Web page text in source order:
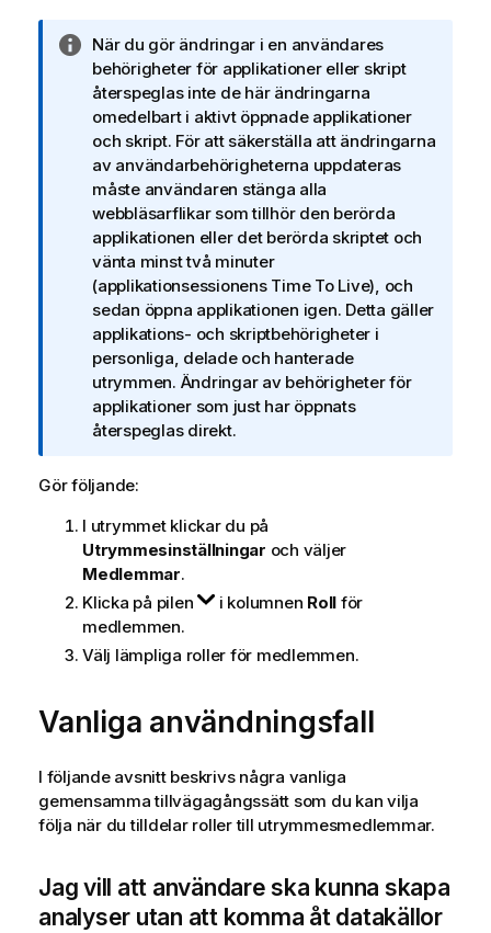
A
n
t
e
c
k
n
i
n
g
o
m
i
n
f
o
r
a
i
o
n
När du gör ändringar i en användares
behörigheter för applikationer eller skript
återspeglas inte de här ändringarna
omedelbart i aktivt öppnade applikationer
och skript. För att säkerställa att ändringarna
av användarbehörigheterna uppdateras
måste användaren stänga alla
webbläsarflikar som tillhör den berörda
applikationen eller det berörda skriptet och
vänta minst två minuter
(applikationsessionens Time To Live), och
sedan öppna applikationen igen. Detta gäller
applikations- och skriptbehörigheter i
personliga, delade och hanterade
utrymmen. Ändringar av behörigheter för
applikationer som just har öppnats
återspeglas direkt.
Gör följande:
I utrymmet klickar du på
Utrymmesinställningar och väljer
Medlemmar.
Klicka på pilen
i kolumnen Roll för
medlemmen.
Välj lämpliga roller för medlemmen.
Vanliga användningsfall
I följande avsnitt beskrivs några vanliga
gemensamma tillvägagångssätt som du kan vilja
följa när du tilldelar roller till utrymmesmedlemmar.
Jag vill att användare ska kunna skapa
analyser utan att komma åt datakällor